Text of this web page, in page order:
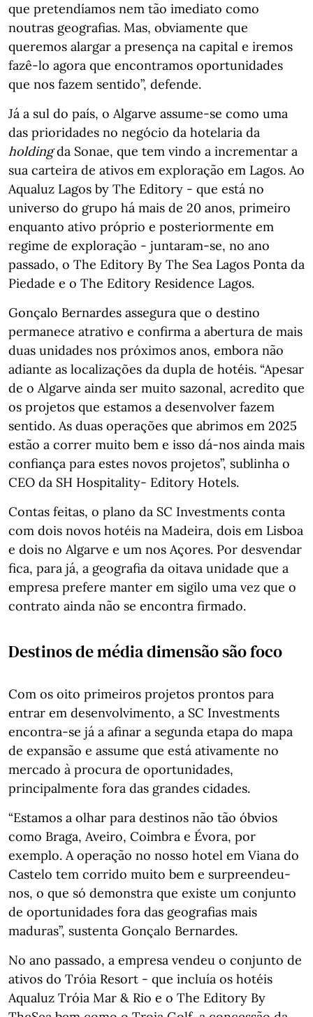
que pretendíamos nem tão imediato como
noutras geografias. Mas, obviamente que
queremos alargar a presença na capital e iremos
fazê-lo agora que encontramos oportunidades
que nos fazem sentido”, defende.
Já a sul do país, o Algarve assume-se como uma
das prioridades no negócio da hotelaria da
holdingda Sonae, que tem vindo a incrementar a
sua carteira de ativos em exploração em Lagos. Ao
Aqualuz Lagos by The Editory - que está no
universo do grupo há mais de 20 anos, primeiro
enquanto ativo próprio e posteriormente em
regime de exploração - juntaram-se, no ano
passado, o The Editory By The Sea Lagos Ponta da
Piedade e o The Editory Residence Lagos.
Gonçalo Bernardes assegura que o destino
permanece atrativo e confirma a abertura de mais
duas unidades nos próximos anos, embora não
adiante as localizações da dupla de hotéis. “Apesar
de o Algarve ainda ser muito sazonal, acredito que
os projetos que estamos a desenvolver fazem
sentido. As duas operações que abrimos em 2025
estão a correr muito bem e isso dá-nos ainda mais
confiança para estes novos projetos”, sublinha o
CEO da SH Hospitality- Editory Hotels.
Contas feitas, o plano da SC Investments conta
com dois novos hotéis na Madeira, dois em Lisboa
e dois no Algarve e um nos Açores. Por desvendar
fica, para já, a geografia da oitava unidade que a
empresa prefere manter em sigilo uma vez que o
contrato ainda não se encontra firmado.
Destinos de média dimensão são foco
Com os oito primeiros projetos prontos para
entrar em desenvolvimento, a SC Investments
encontra-se já a afinar a segunda etapa do mapa
de expansão e assume que está ativamente no
mercado à procura de oportunidades,
principalmente fora das grandes cidades.
“Estamos a olhar para destinos não tão óbvios
como Braga, Aveiro, Coimbra e Évora, por
exemplo. A operação no nosso hotel em Viana do
Castelo tem corrido muito bem e surpreendeu-
nos, o que só demonstra que existe um conjunto
de oportunidades fora das geografias mais
maduras”, sustenta Gonçalo Bernardes.
No ano passado, a empresa vendeu o conjunto de
ativos do Tróia Resort - que incluía os hotéis
Aqualuz Tróia Mar & Rio e o The Editory By